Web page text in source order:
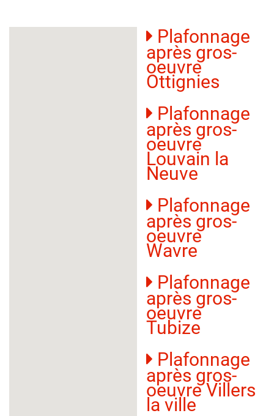
Plafonnage
après gros-
oeuvre
Ottignies
Plafonnage
après gros-
oeuvre
Louvain la
Neuve
Plafonnage
après gros-
oeuvre
Wavre
Plafonnage
après gros-
oeuvre
Tubize
Plafonnage
après gros-
oeuvre Villers
la ville